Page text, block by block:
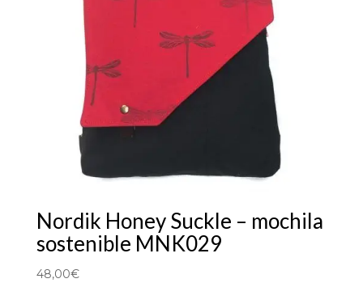
Nordik Honey Suckle – mochila
sostenible MNK029
48,00€